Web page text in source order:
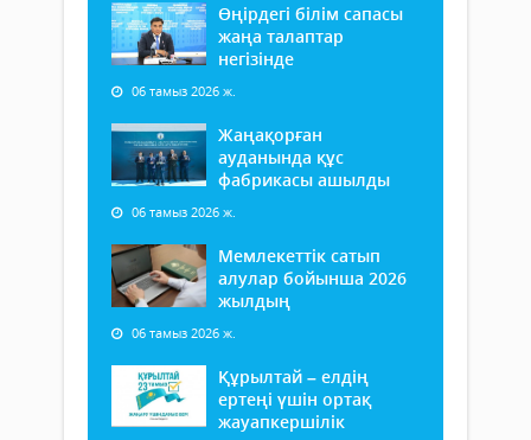
Өңірдегі білім сапасы
жаңа талаптар
негізінде
06 тамыз 2026 ж.
Жаңақорған
ауданында құс
фабрикасы ашылды
06 тамыз 2026 ж.
Мемлекеттік сатып
алулар бойынша 2026
жылдың
06 тамыз 2026 ж.
Құрылтай – елдің
ертеңі үшін ортақ
жауапкершілік